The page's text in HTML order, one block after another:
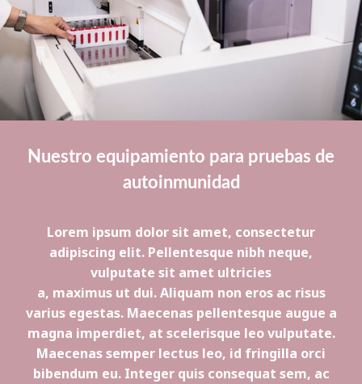
Nuestro equipamiento para pruebas de
autoinmunidad
Lorem ipsum dolor sit amet, consectetur
adipiscing elit. Pellentesque nibh neque,
vulputate sit amet ultricies
a, maximus ut dui. Aliquam non eros ac risus
varius egestas. Maecenas pellentesque augue a
magna imperdiet, at scelerisque leo vulputate.
Maecenas semper lectus leo, id fringilla orci
bibendum eu. Integer quis consequat sem, ac